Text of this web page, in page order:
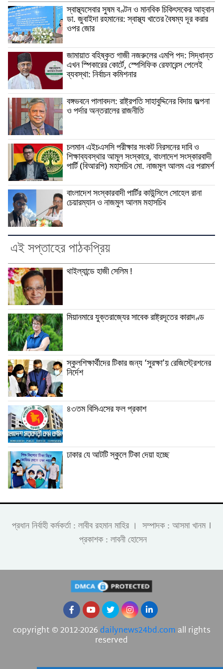
স্বাস্থ্যসেবার সুষম বণ্টন ও মানবিক চিকিৎসকের আহ্বান
ডা. জুবাইদা রহমানের: স্বাস্থ্য খাতের বৈষম্য দূর করার
ওপর জোর
জামায়াত বহিষ্কৃত গাজী নজরুলের এমপি পদ: সিদ্ধান্ত
এখন স্পিকারের কোর্টে, স্পেসিফিক রেফারেন্স পেলেই
ব্যবস্থা: নির্বাচন কমিশনার
বঙ্গভবনে পালাবদল: রাষ্ট্রপতি সাহাবুদ্দিনের বিদায় জল্পনা
ও পর্দার অন্তরালের রাজনীতি
চলমান এইচএসসি পরীক্ষার সংকট নিরসনের দাবি ও
শিক্ষাব্যবস্থার আমূল সংস্কারে, বাংলাদেশ সংস্কারবাদী
পার্টি (বিআরপি) মহাসচিব মো. নাজমুল আলম এর পরামর্শ
বাংলাদেশ সংস্কারবাদী পার্টির কাউন্সিলে সোহেল রানা
চেয়ারম্যান ও নাজমুল আলম মহাসচিব
এই সপ্তাহের পাঠকপ্রিয়
থাইল্যান্ডে হাজী সেলিম !
মিয়ানমারে যুক্তরাজ্যের সাবেক রাষ্ট্রদূতের কারাদণ্ড
স্কুলশিক্ষার্থীদের টিকার জন্য ‘সুরক্ষা’য় রেজিস্ট্রেশনের
নির্দেশ
৪৩তম বিসিএসের ফল প্রকাশ
ঢাকার যে আটটি স্কুলে টিকা দেয়া হচ্ছে
প্রধান নির্বাহী কর্মকর্তা : লাবীব রহমান মাহির । সম্পাদক : আসমা খানম ।
প্রকাশক : লাবনী হোসেন
copyright © 2012-2026dailynews24bd.com all rights
reserved